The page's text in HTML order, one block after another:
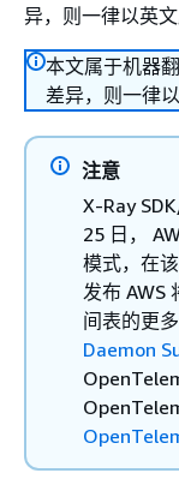
异，则一律以英文
本文属于机器
差异，则一律
注意
X-Ray
25 日，
模式，在
发布 AWS
间表的更
Daemon